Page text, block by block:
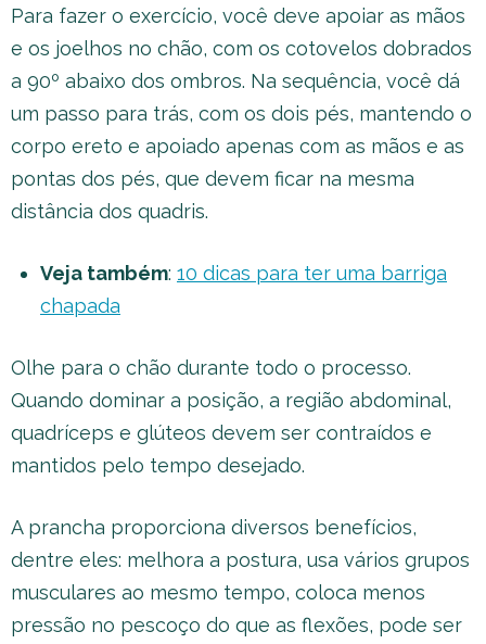
Para fazer o exercício, você deve apoiar as mãos
e os joelhos no chão, com os cotovelos dobrados
a 90º abaixo dos ombros. Na sequência, você dá
um passo para trás, com os dois pés, mantendo o
corpo ereto e apoiado apenas com as mãos e as
pontas dos pés, que devem ficar na mesma
distância dos quadris.
Veja também: 10 dicas para ter uma barriga
chapada
Olhe para o chão durante todo o processo.
Quando dominar a posição, a região abdominal,
quadríceps e glúteos devem ser contraídos e
mantidos pelo tempo desejado.
A prancha proporciona diversos benefícios,
dentre eles: melhora a postura, usa vários grupos
musculares ao mesmo tempo, coloca menos
pressão no pescoço do que as flexões, pode ser